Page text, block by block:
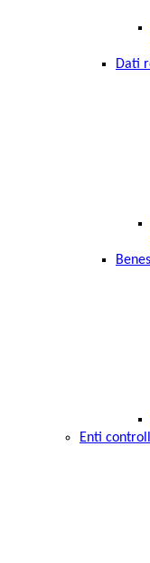
Dati
Enti